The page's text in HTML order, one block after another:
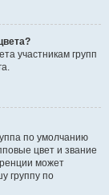
участникам групп
по умолчанию
цвет и звание
может
группу по